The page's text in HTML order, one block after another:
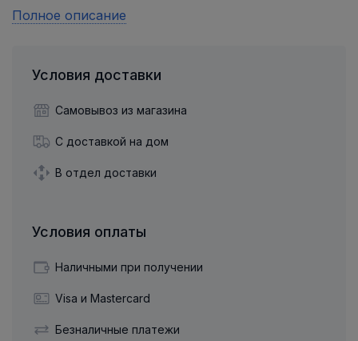
Полное описание
Условия доставки
Самовывоз из магазина
С доставкой на дом
В отдел доставки
Условия оплаты
Наличными при получении
Visa и Mastercard
Безналичные платежи